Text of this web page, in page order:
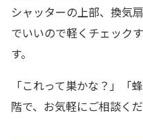
シャッターの上部、換気
でいいので軽くチェック
す。
「これって巣かな？」「
階で、お気軽にご相談くだ